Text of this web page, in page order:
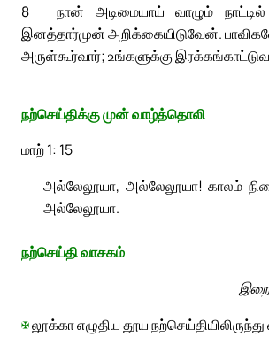
8
நான் அடிமையாய் வாழும்
இனத்தார்முன் அறிக்கையிடுவேன்.
அருள்கூர்வார்; உங்களுக்கு
நற்செய்திக்கு முன் வாழ்த்தொலி
மாற் 1: 15
அல்லேலூயா, அல்லேலூயா! காலம்
அல்லேலூயா.
நற்செய்தி வாசகம்
✠லூக்கா எழுதிய தூய